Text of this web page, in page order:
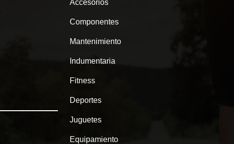
Accesorios
Componentes
Mantenimiento
Indumentaria
Fitness
Deportes
Juguetes
Equipamiento